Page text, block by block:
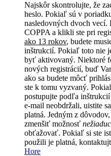
Najskôr skontrolujte, že
heslo. Pokiaľ sú v
nasledovných dvoch
COPPA a klikli ste pri
ako 13 rokov, budete
inštrukcií. Pokiaľ toto nie
byť aktivovaný. Niektoré
nových registrácií, buď
ako sa budete môcť
ste k tomu vyzvaný.
postupujte podľa
e-mail neobdržali, uistite
platná. Jedným z
zmenšiť možnosť
obťažovať. Pokiaľ si ste
použili je platná,
Hore